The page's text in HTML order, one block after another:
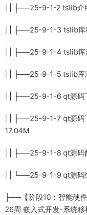
| | ├──25-9-1-2 tslib介
| | ├──25-9-1-3 tslib
| | ├──25-9-1-4 tslib库
| | ├──25-9-1-5 tslib库
| | ├──25-9-1-6 qt源码
| | ├──25-9-1-7 qt源码
17.04M
| | ├──25-9-1-8 qt源码
| | └──25-9-1-9 qt源码
├──【阶段10：智能硬
26周 嵌入式开发-系统